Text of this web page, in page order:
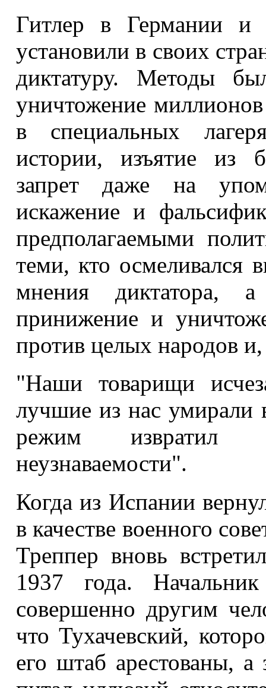
Гитлер в Германии и
установили в своих
диктатуру. Методы
уничтожение
в специальных
истории, изъятие из
запрет даже на
искажение и
предполагаемыми
теми, кто осмеливался
мнения диктатора,
принижение и
против целых народов
"Наши товарищи
лучшие из нас умирали
режим извратил
неузнаваемости".
Когда из Испании
в качестве военного
Треппер вновь
1937 года. Начальник
совершенно другим
что Тухачевский,
его штаб арестованы, а